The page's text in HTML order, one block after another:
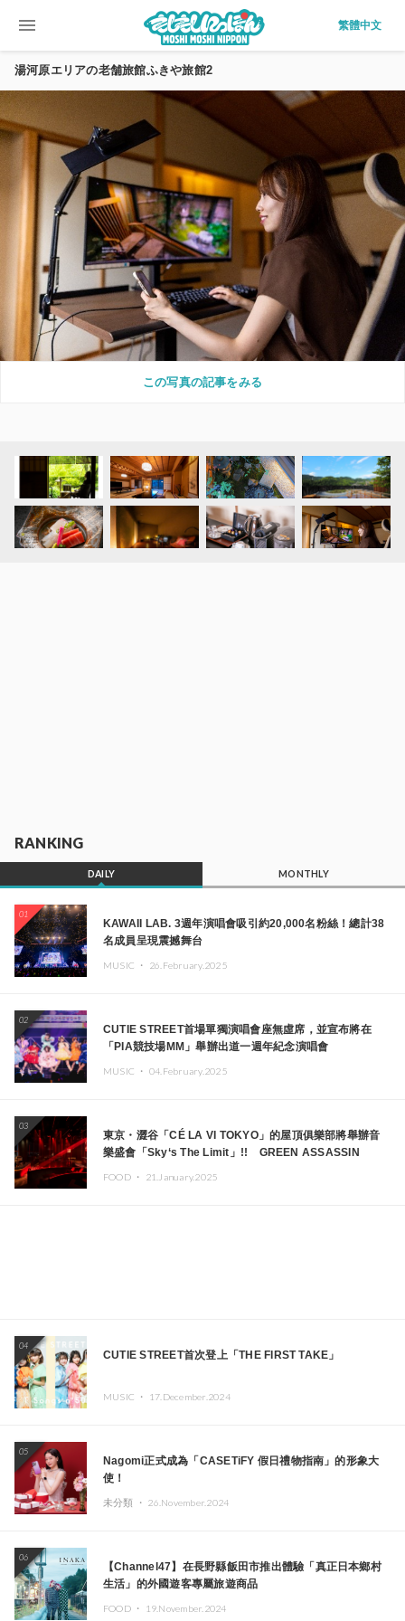
menu 繁體中文
湯河原エリアの老舗旅館ふきや旅館2
この写真の記事をみる
RANKING
DAILY MONTHLY
01
KAWAII LAB. 3週年演唱會吸引約20,000名粉絲！總計38
名成員呈現震撼舞台
MUSIC ・ 26.February.2025
02
CUTIE STREET首場單獨演唱會座無虛席，並宣布將在
「PIA競技場MM」舉辦出道一週年紀念演唱會
MUSIC ・ 04.February.2025
03
東京・澀谷「CÉ LA VI TOKYO」的屋頂俱樂部將舉辦音
樂盛會「Sky‘s The Limit」!! GREEN ASSASSIN
本頂尖DJ及創作者齊聚一堂
FOOD ・ 21.January.2025
04
CUTIE STREET首次登上「THE FIRST TAKE」
MUSIC ・ 17.December.2024
05
Nagomi正式成為「CASETiFY 假日禮物指南」的形象大
使！
未分類 ・ 26.November.2024
06
【Channel47】在長野縣飯田市推出體驗「真正日本鄉村
生活」的外國遊客專屬旅遊商品
FOOD ・ 19.November.2024